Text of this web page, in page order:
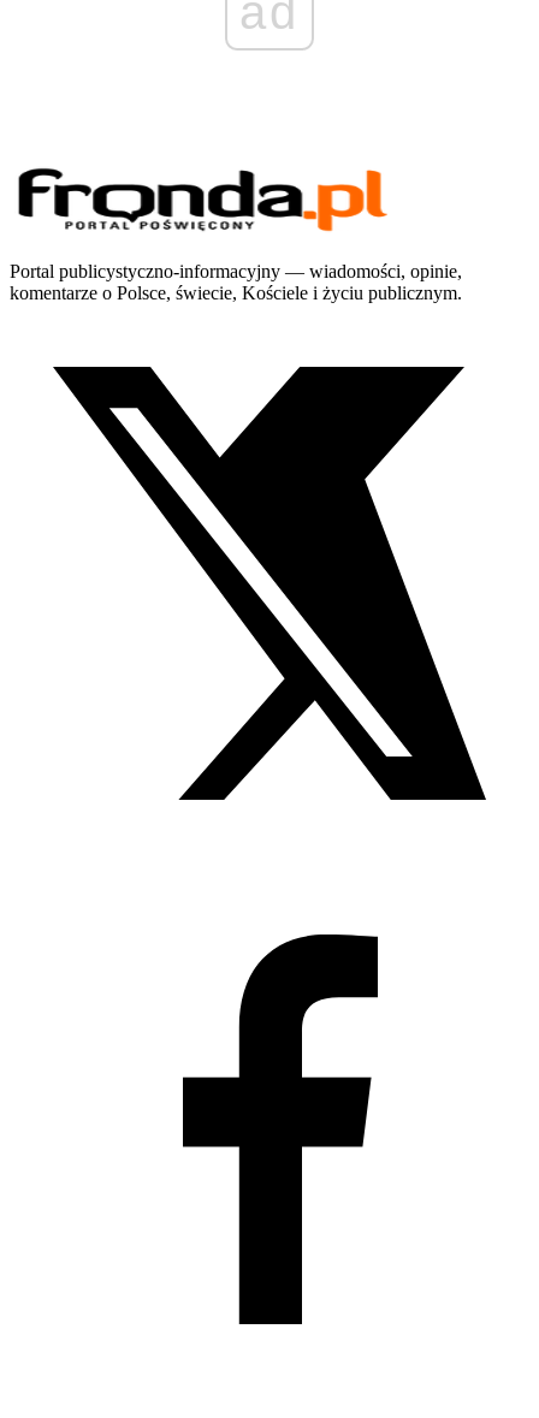
ad
Portal publicystyczno-informacyjny — wiadomości, opinie,
komentarze o Polsce, świecie, Kościele i życiu publicznym.